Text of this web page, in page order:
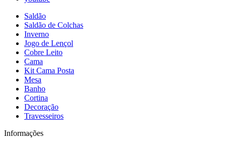
Saldão
Saldão de Colchas
Inverno
Jogo de Lençol
Cobre Leito
Cama
Kit Cama Posta
Mesa
Banho
Cortina
Decoração
Travesseiros
Informações